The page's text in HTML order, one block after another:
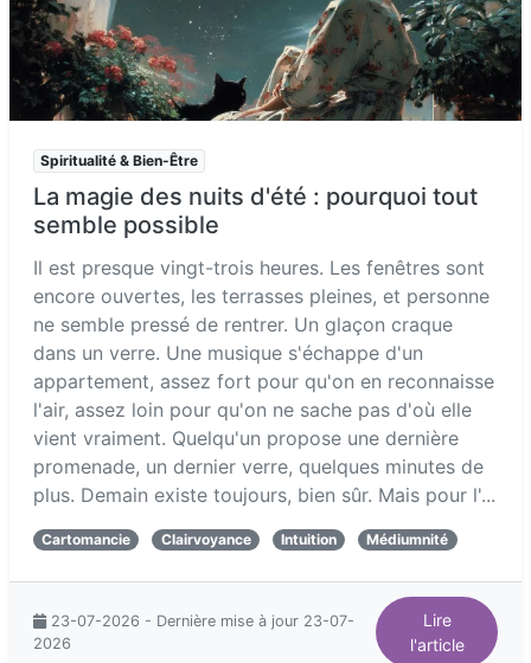
Spiritualité & Bien-Être
La magie des nuits d'été : pourquoi tout
semble possible
Il est presque vingt-trois heures. Les fenêtres sont
encore ouvertes, les terrasses pleines, et personne
ne semble pressé de rentrer. Un glaçon craque
dans un verre. Une musique s'échappe d'un
appartement, assez fort pour qu'on en reconnaisse
l'air, assez loin pour qu'on ne sache pas d'où elle
vient vraiment. Quelqu'un propose une dernière
promenade, un dernier verre, quelques minutes de
plus. Demain existe toujours, bien sûr. Mais pour l'...
Cartomancie Clairvoyance Intuition Médiumnité
23-07-2026 - Dernière mise à jour 23-07-
2026
Lire
l'article